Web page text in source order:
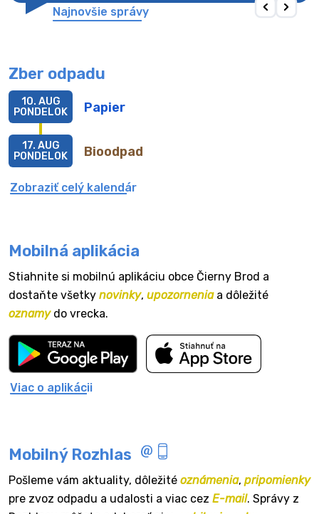
Najnovšie správy
Zber odpadu
Papier
10. AUG
PONDELOK
Bioodpad
17. AUG
PONDELOK
Zobraziť celý kalendár
Mobilná aplikácia
Stiahnite si mobilnú aplikáciu obce Čierny Brod a
dostaňte všetky novinky, upozorneniaa dôležité
oznamydo vrecka.
Viac o aplikácii
Mobilný Rozhlas
Pošleme vám aktuality, dôležité oznámenia, pripomienky
pre zvoz odpadu a udalosti a viac cez E-mail. Správy z